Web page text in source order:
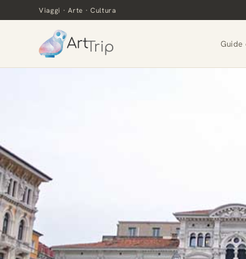
Viaggi · Arte · Cultura
Guide